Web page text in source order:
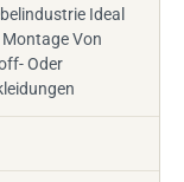
Ideal
Montage Von
Oder